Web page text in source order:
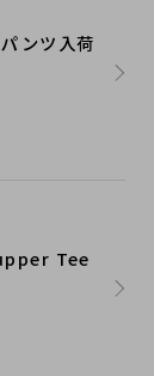
ンツ入荷
Tee